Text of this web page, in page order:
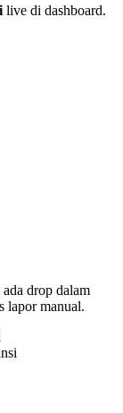
live di dashboard.
drop dalam
lapor manual.